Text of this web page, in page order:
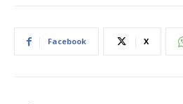
Facebook X